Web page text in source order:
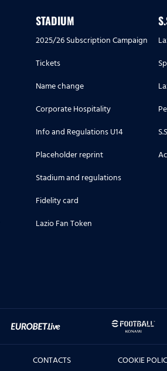
STADIUM
2025/26 Subscription Campaign
Tickets
Name change
Corporate Hospitality
Info and Regulations U14
Placeholder reprint
Stadium and regulations
Fidelity card
Lazio Fan Token
CONTACTS COOKIE